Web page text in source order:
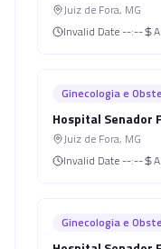
Juiz de Fora, MG
Invalid Date --:--
Ginecologia e
Hospital Senador
Juiz de Fora, MG
Invalid Date --:--
Ginecologia e